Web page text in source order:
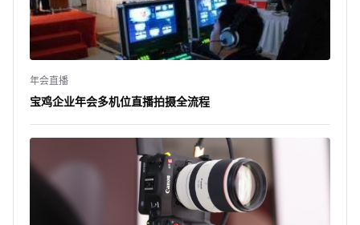
年会直播
宝鸡企业年会多机位直播拍摄全流程